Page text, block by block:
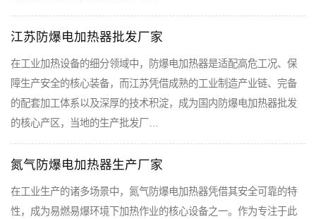
江苏防爆电加热器批发厂家
在工业加热设备的细分领域中，防爆电加热器是适配高危工况、保
障生产安全的核心装备，而江苏凭借成熟的工业制造产业链、完备
的配套加工体系以及深厚的技术积淀，成为国内防爆电加热器批发
的核心产区，当地的生产批发厂…
氮气防爆电加热器生产厂家
在工业生产的诸多场景中，氮气防爆电加热器凭借其安全可靠的特
性，成为易燃易爆环境下加热作业的核心设备之一。作为专注于此